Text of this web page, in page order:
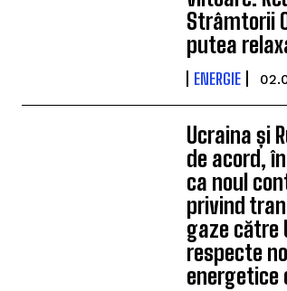
Strâmtorii
putea
ENERGIE
Ucraina și
de acord,
ca noul
privind
gaze către
respecte
energetice